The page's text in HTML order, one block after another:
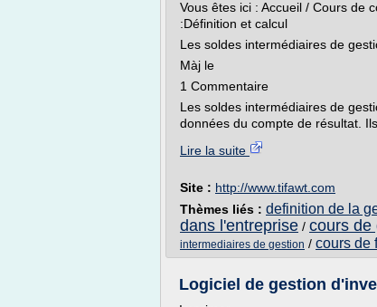
Vous êtes ici : Accueil / Cours de
:Définition et calcul
Les soldes intermédiaires de
Màj le
1 Commentaire
Les soldes intermédiaires de
données du compte de résultat.
Lire la suite
Site : http://www.tifawt.com
Thèmes liés : definition de la
dans l'entreprise / cours de
intermediaires de gestion / cours de
Logiciel de gestion